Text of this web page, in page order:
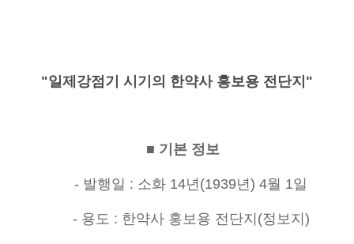
"일제강점기 시기의 한약사 홍보용 전단지"
■ 기본 정보
- 발행일 : 소화 14년(1939년) 4월 1일
- 용도 : 한약사 홍보용 전단지(정보지)